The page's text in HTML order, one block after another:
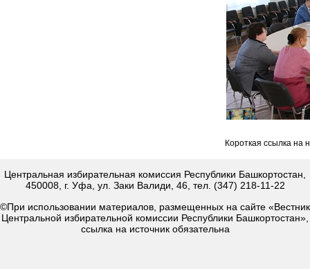
Короткая ссылка на
Центральная избирательная комиссия Республики Башкортостан,
450008, г. Уфа, ул. Заки Валиди, 46, тел. (347) 218-11-22
©При использовании материалов, размещенных на сайте «Вестник
Центральной избирательной комиссии Республики Башкортостан»,
ссылка на источник обязательна